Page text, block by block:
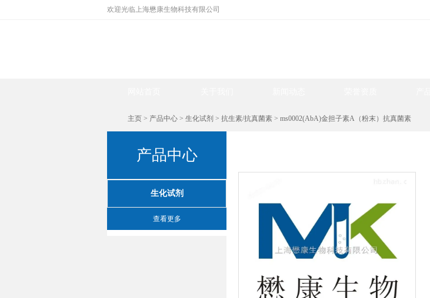
欢迎光临上海懋康生物科技有限公司
主页 > 产品中心 > 生化试剂 > 抗生素/抗真菌素 > ms0002(AbA)金担子素A（粉末）抗真菌素
产品中心
生化试剂
查看更多